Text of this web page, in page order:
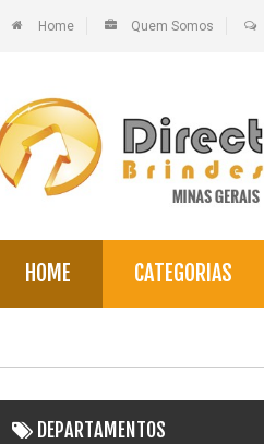
Home Quem Somos
HOME CATEGORIAS
DEPARTAMENTOS